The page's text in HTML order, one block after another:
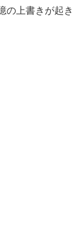
の上書きが起き